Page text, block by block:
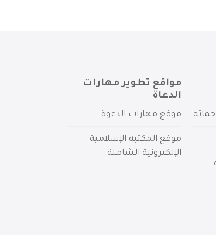
مواقع تطوير مهارات
الدعاة
موقع مهارات الدعوة
موقع المكتبة الإسلامية
الإلكترونية الشاملة